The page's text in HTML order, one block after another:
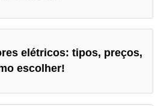
elétricos: tipos, preços,
escolher!